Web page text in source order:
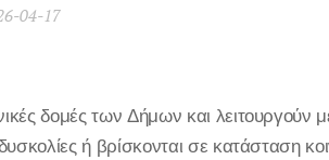
04-17
δομές των Δήμων και λειτουργούν
ή βρίσκονται σε κατάσταση